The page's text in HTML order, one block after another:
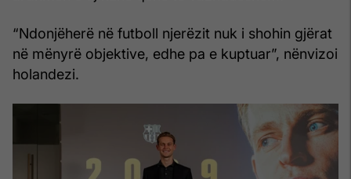
“Ndonjëherë në futboll njerëzit nuk i shohin gjërat
në mënyrë objektive, edhe pa e kuptuar”, nënvizoi
holandezi.